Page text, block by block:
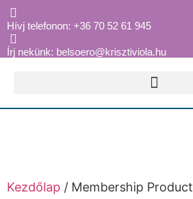
Hívj telefonon: +36 70 52 61 945
Írj nekünk: belsoero@krisztiviola.hu
Kezdőlap / Membership Product